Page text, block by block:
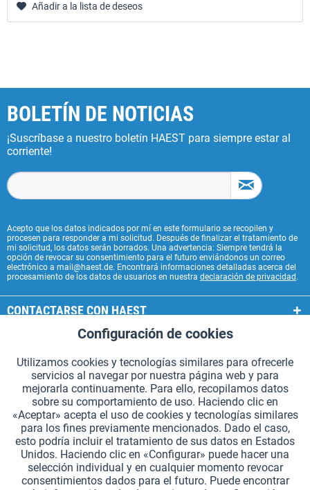
Añadir a la lista de deseos
BOLETÍN DE NOTICIAS
¡Suscríbase a nuestro boletín HAEST para siempre estar al
corriente!
Acepto que los datos indicados por mí en este formulario se recopilen y
procesen para responder a mi solicitud. Después de finalizar el tratamiento de
mi solicitud, los datos serán borrados. Una advertencia: Siempre tendrá la
opción de revocar su consentimiento para el futuro enviándonos un correo
electrónico a mail@haest.de. Encontrará informaciones detalladas acerca del
procesamiento de los datos de usuarios en nuestra declaración de privacidad.
CONTACTARSE CON HAEST
SERVICIOS HAEST
INFORMACIÓN GENERAL
MODOS DE PAGO
*Todos los precios incluyen IVA. Se añaden los gastos de envío..
Configuración de cookies Solicitar catálogos (en alemán)
Grabados láser en testigos Boletín ¿Quiénes somos? Ayuda
Funcionales Aktiv
Seguimiento Aktiv
Configuración de cookies
Utilizamos cookies y tecnologías similares para ofrecerle
servicios al navegar por nuestra página web y para
mejorarla continuamente. Para ello, recopilamos datos
sobre su comportamiento de uso. Haciendo clic en
«Aceptar» acepta el uso de cookies y tecnologías similares
para los fines previamente mencionados. Dado el caso,
esto podría incluir el tratamiento de sus datos en Estados
Unidos. Haciendo clic en «Configurar» puede hacer una
selección individual y en cualquier momento revocar
consentimientos dados para el futuro. Puede encontrar